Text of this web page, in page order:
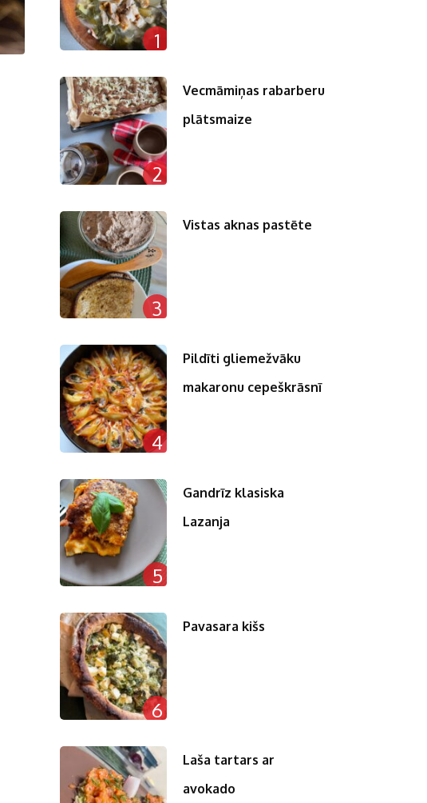
1
2
Vecmāmiņas rabarberu
plātsmaize
3
Vistas aknas pastēte
4
Pildīti gliemežvāku
makaronu cepeškrāsnī
5
Gandrīz klasiska
Lazanja
6
Pavasara kišs
Laša tartars ar
avokado